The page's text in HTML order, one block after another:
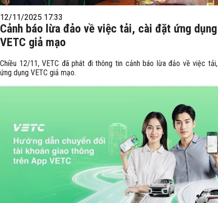
12/11/2025 17:33
Cảnh báo lừa đảo về việc tải, cài đặt ứng dụng
VETC giả mạo
Chiều 12/11, VETC đã phát đi thông tin cảnh báo lừa đảo về việc
ứng dụng VETC giả mạo.